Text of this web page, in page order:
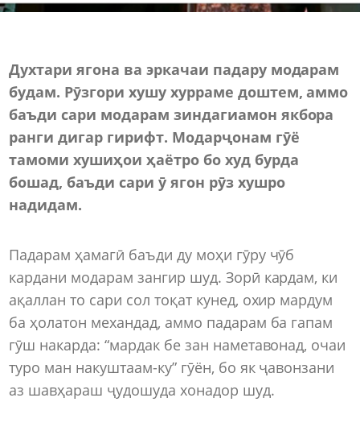
Духтари ягона ва эркачаи падару модарам
будам. Рӯзгори хушу хурраме доштем, аммо
баъди сари модарам зиндагиамон якбора
ранги дигар гирифт. Модарҷонам гӯё
тамоми хушиҳои ҳаётро бо худ бурда
бошад, баъди сари ӯ ягон рӯз хушро
надидам.
Падарам ҳамагӣ баъди ду моҳи гӯру чӯб
кардани модарам зангир шуд. Зорӣ кардам, ки
ақаллан то сари сол тоқат кунед, охир мардум
ба ҳолатон механдад, аммо падарам ба гапам
гӯш накарда: “мардак бе зан наметавонад, очаи
туро ман накуштаам-ку” гӯён, бо як ҷавонзани
аз шавҳараш ҷудошуда хонадор шуд.